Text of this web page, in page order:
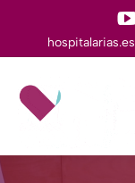
hospitalarias.es